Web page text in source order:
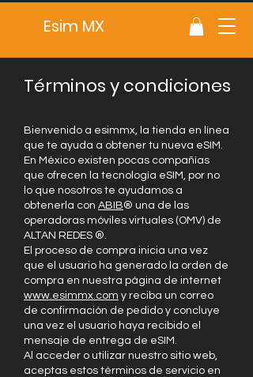
Esim MX
Términos y condiciones
Bienvenido a esimmx, la tienda en línea
que te ayuda a obtener tu nueva eSIM.
En México existen pocas compañías
que ofrecen la tecnología eSIM, por no
lo que nosotros te ayudamos a
obtenerla con ABIB® una de las
operadoras móviles virtuales (OMV) de
ALTAN REDES ®.
El proceso de compra inicia una vez
que el usuario ha generado la orden de
compra en nuestra página de internet
www.esimmx.com y reciba un correo
de confirmación de pedido y concluye
una vez el usuario haya recibido el
mensaje de entrega de eSIM.
Al acceder o utilizar nuestro sitio web,
aceptas estos términos de servicio en